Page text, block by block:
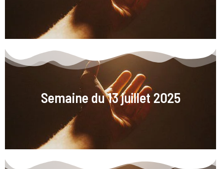
Semaine du 13 juillet 2025